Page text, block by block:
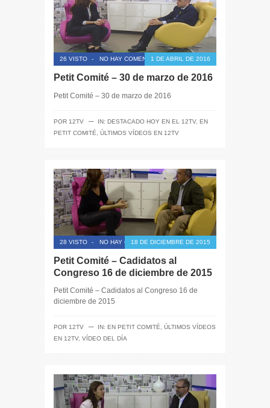
26 VISTO - NO HAY COMENTARIOS1 DE ABRIL DE 2016
Petit Comité – 30 de marzo de 2016
Petit Comité – 30 de marzo de 2016
POR 12TV ─ IN: DESTACADO HOY EN EL 12TV, EN
PETIT COMITÉ
ÚLTIMOS VÍDEOS EN 12TV
28 VISTO - NO HAY COMENTARIOS
18 DE DICIEMBRE DE 2015
Petit Comité – Cadidatos al
Congreso 16 de diciembre de 2015
Petit Comité – Cadidatos al Congreso 16 de
diciembre de 2015
POR 12TV ─ IN: EN PETIT COMITÉ, ÚLTIMOS VÍDEOS
EN 12TV, VÍDEO DEL DÍA